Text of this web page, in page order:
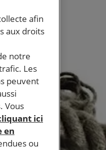
afin
aux droits
notre
Les
peuvent
Vous
ici
en
ou